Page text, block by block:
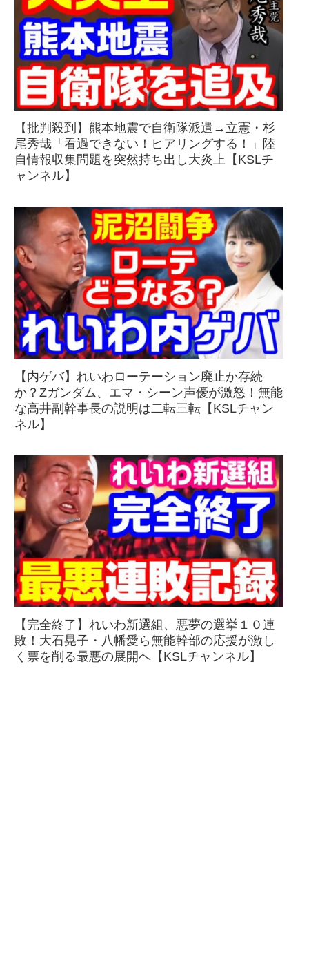
【批判殺到】熊本地震で自衛隊派遣→立憲・杉
尾秀哉「看過できない！ヒアリングする！」陸
自情報収集問題を突然持ち出し大炎上【KSLチ
ャンネル】
【内ゲバ】れいわローテーション廃止か存続
か？Zガンダム、エマ・シーン声優が激怒！無能
な高井副幹事長の説明は二転三転【KSLチャン
ネル】
【完全終了】れいわ新選組、悪夢の選挙１０連
敗！大石晃子・八幡愛ら無能幹部の応援が激し
く票を削る最悪の展開へ【KSLチャンネル】